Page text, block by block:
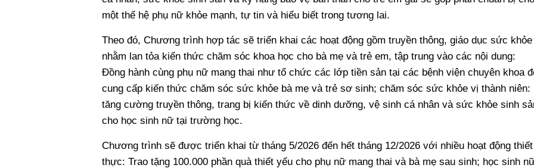
một thế hệ phụ nữ khỏe mạnh, tự tin và hiểu biết trong tương lai.
Theo đó, Chương trình hợp tác sẽ triển khai các hoạt động gồm truyền thông, giáo dục sức khỏe
nhằm lan tỏa kiến thức chăm sóc khoa học cho bà mẹ và trẻ em, tập trung vào các nội dung:
Đồng hành cùng phụ nữ mang thai như tổ chức các lớp tiền sản tại các bệnh viện chuyên khoa
cung cấp kiến thức chăm sóc sức khỏe bà mẹ và trẻ sơ sinh; chăm sóc sức khỏe vị thành niên:
tăng cường truyền thông, trang bị kiến thức về dinh dưỡng, vệ sinh cá nhân và sức khỏe sinh
cho học sinh nữ tại trường học.
Chương trình sẽ được triển khai từ tháng 5/2026 đến hết tháng 12/2026 với nhiều hoạt động thiết
thực: Trao tặng 100.000 phần quà thiết yếu cho phụ nữ mang thai và bà mẹ sau sinh; học sinh